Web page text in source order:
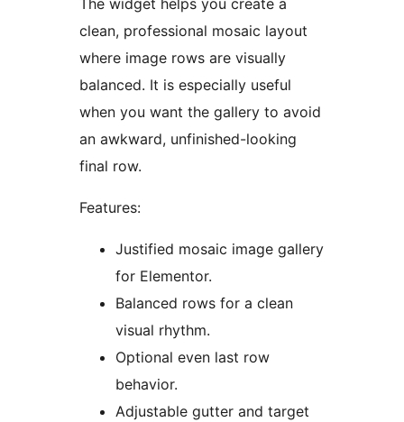
The widget helps you create a
clean, professional mosaic layout
where image rows are visually
balanced. It is especially useful
when you want the gallery to avoid
an awkward, unfinished-looking
final row.
Features:
Justified mosaic image gallery
for Elementor.
Balanced rows for a clean
visual rhythm.
Optional even last row
behavior.
Adjustable gutter and target